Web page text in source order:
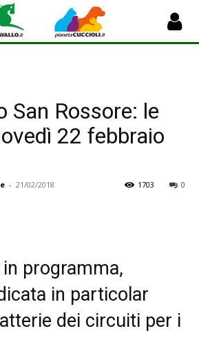
San Rossore: le
22 febbraio
- 21/02/2018 0
1703
programma,
in particolar
dei circuiti per i